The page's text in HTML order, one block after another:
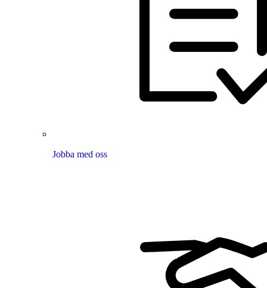
Jobba med oss